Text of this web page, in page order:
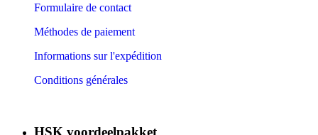
Formulaire de contact
Méthodes de paiement
Informations sur l'expédition
Conditions générales
HSK voordeelpakket